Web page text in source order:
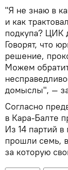
"Я не знаю в
и как
подкупа? ЦИК
Говорят, что
решение,
Можем
домыслы", —
Согласно
в Кара-Балте
Из 14 партий
прошли семь,
за которую